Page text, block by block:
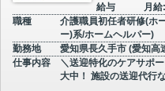
給与
月給
職種
介護職員初任者研修(ホ
ー)系/ホームヘルパー)
勤務地
愛知県長久手市 (愛知高
仕事内容
＼送迎特化のケアサポ
大中！ 施設の送迎代行